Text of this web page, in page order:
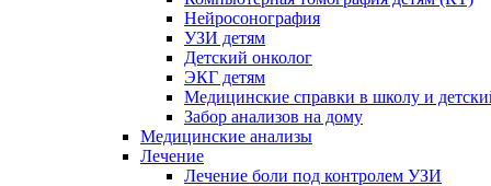
Нейросонография
УЗИ детям
Детский онколог
ЭКГ детям
Медицинские справки в школу и
Забор анализов на дому
Медицинские анализы
Лечение
Лечение боли под контролем УЗИ